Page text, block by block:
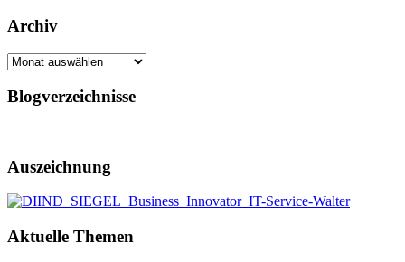
Archiv
Archiv
Blogverzeichnisse
Auszeichnung
Aktuelle Themen